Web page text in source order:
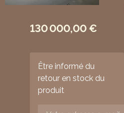
130 000,00 €
Être informé du
retour en stock du
produit